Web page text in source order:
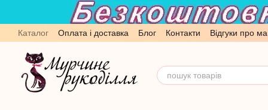
Перейти до основного контенту
Каталог Оплата і доставка Блог Контакти
Відгуки про
Обмін та повернення
Угода користувача